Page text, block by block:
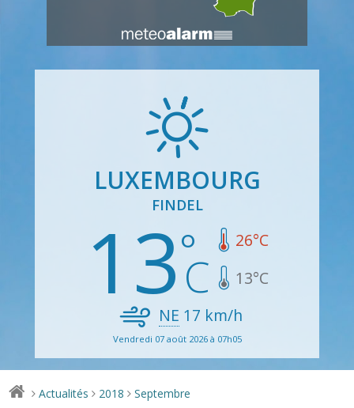
LUXEMBOURG
FINDEL
13 26°C
13°C
NE 17 km/h
Vendredi 07 août 2026 à 07h05
> Actualités > 2018 > Septembre